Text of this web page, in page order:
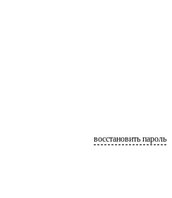
восстановить пароль